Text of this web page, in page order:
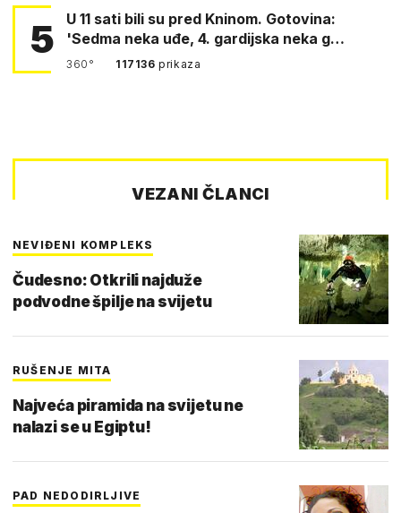
5
U 11 sati bili su pred Kninom. Gotovina:
'Sedma neka uđe, 4. gardijska neka g…
360° 117136prikaza
VEZANI ČLANCI
NEVIĐENI KOMPLEKS
Čudesno: Otkrili najduže
podvodne špilje na svijetu
RUŠENJE MITA
Najveća piramida na svijetu ne
nalazi se u Egiptu!
PAD NEDODIRLJIVE